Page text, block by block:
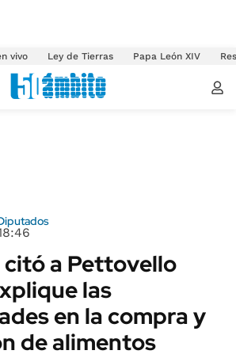
vivo Ley de Tierras Papa León XIV
a Pettovello
las
en la compra y
de alimentos